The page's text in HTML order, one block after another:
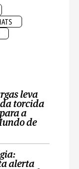
leva
torcida
a
de
alerta